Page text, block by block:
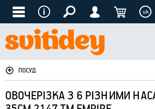
uk
ПОСУД
ОВОЧЕРІЗКА З 6 РІЗНИМИ